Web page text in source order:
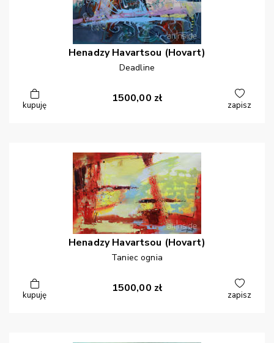
Henadzy Havartsou (Hovart)
Deadline
kupuję
1500,00 zł
zapisz
Henadzy Havartsou (Hovart)
Taniec ognia
kupuję
1500,00 zł
zapisz